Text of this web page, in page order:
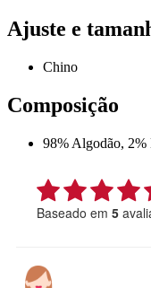
Ajuste e
Chino
Composição
98% Algodão, 2%
Baseado em 5